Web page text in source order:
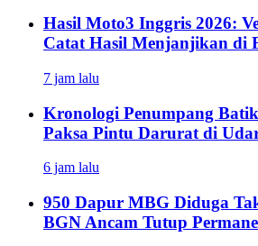
Hasil Moto3 Inggris 2026:
Catat Hasil Menjanjikan di
7 jam lalu
Kronologi Penumpang
Paksa Pintu Darurat di
6 jam lalu
950 Dapur MBG Diduga
BGN Ancam Tutup